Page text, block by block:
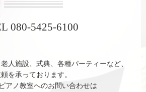
080-5425-6100
人施設、式典、各種パーティーなど、
を承っております。
アノ教室へのお問い合わせは